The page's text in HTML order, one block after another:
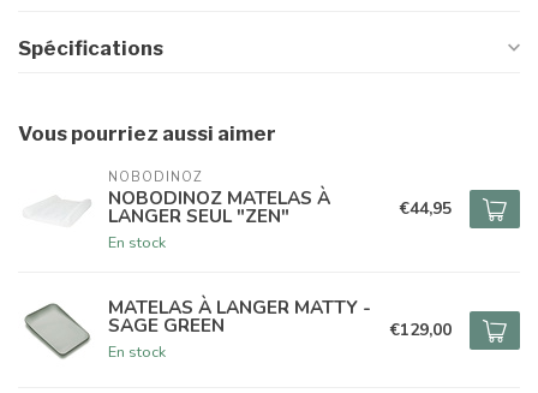
Spécifications
Vous pourriez aussi aimer
NOBODINOZ
NOBODINOZ MATELAS À
LANGER SEUL "ZEN"
En stock
€44,95
MATELAS À LANGER MATTY -
SAGE GREEN
En stock
€129,00